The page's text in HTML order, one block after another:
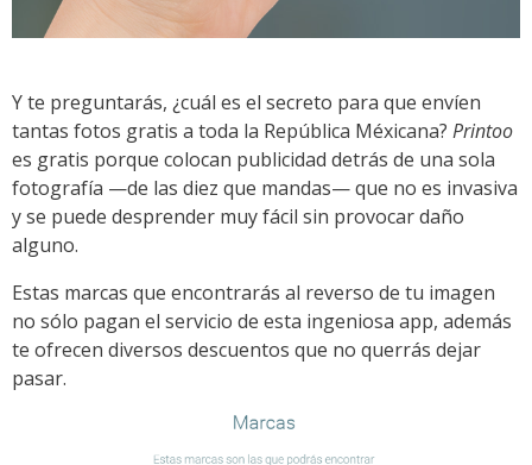
Y te preguntarás, ¿cuál es el secreto para que envíen
tantas fotos gratis a toda la República Méxicana? Printoo
es gratis porque colocan publicidad detrás de una sola
fotografía —de las diez que mandas— que no es invasiva
y se puede desprender muy fácil sin provocar daño
alguno.
Estas marcas que encontrarás al reverso de tu imagen
no sólo pagan el servicio de esta ingeniosa app, además
te ofrecen diversos descuentos que no querrás dejar
pasar.